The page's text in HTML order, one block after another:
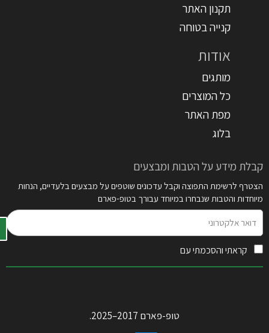
תקנון האתר
קנייה בטוחה
אודות
מותגים
כל המוצרים
מפת האתר
בלוג
קבלת מידע על הטבות ומבצעים
הצטרף לרשימת התפוצה וקבל עדכונים שוטפים על מבצעים בלעדיים, הנחות
מיוחדות והטבות שנבחרו במיוחד עבורך בטופ-פארם
אלקטרוני
קראתי והסכמתי עם
טופ-פארם 2017–2025.